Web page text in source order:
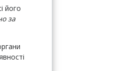
його
за